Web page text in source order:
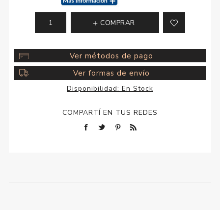
COMPRAR
Ver métodos de pago
Ver formas de envío
Disponibilidad: En Stock
COMPARTÍ EN TUS REDES